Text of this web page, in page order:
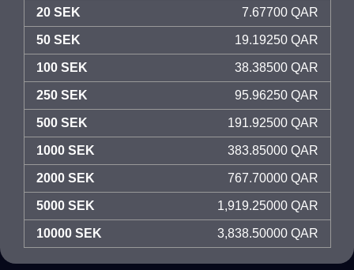
20 SEK 7.67700 QAR
50 SEK 19.19250 QAR
100 SEK 38.38500 QAR
250 SEK 95.96250 QAR
500 SEK 191.92500 QAR
1000 SEK 383.85000 QAR
2000 SEK 767.70000 QAR
5000 SEK 1,919.25000 QAR
10000 SEK 3,838.50000 QAR